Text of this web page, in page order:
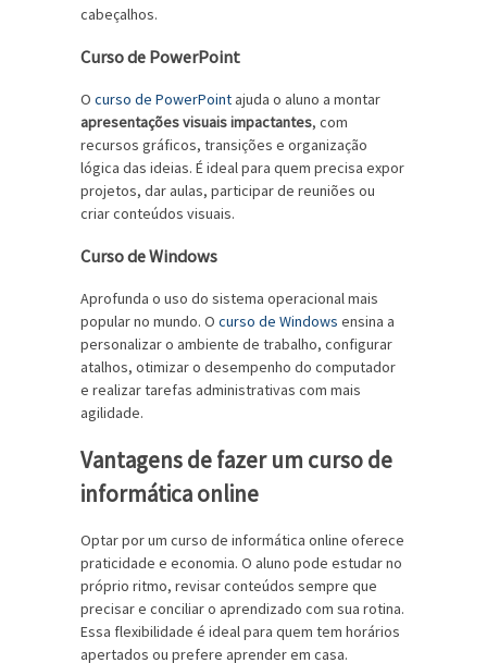
cabeçalhos.
Curso de PowerPoint
O curso de PowerPoint ajuda o aluno a montar
apresentações visuais impactantes, com
recursos gráficos, transições e organização
lógica das ideias. É ideal para quem precisa expor
projetos, dar aulas, participar de reuniões ou
criar conteúdos visuais.
Curso de Windows
Aprofunda o uso do sistema operacional mais
popular no mundo. O curso de Windows ensina a
personalizar o ambiente de trabalho, configurar
atalhos, otimizar o desempenho do computador
e realizar tarefas administrativas com mais
agilidade.
Vantagens de fazer um curso de
informática online
Optar por um curso de informática online oferece
praticidade e economia. O aluno pode estudar no
próprio ritmo, revisar conteúdos sempre que
precisar e conciliar o aprendizado com sua rotina.
Essa flexibilidade é ideal para quem tem horários
apertados ou prefere aprender em casa.